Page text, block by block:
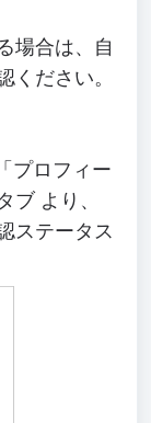
場合は、自
ください。
プロフィー
ブ より、
ステータス